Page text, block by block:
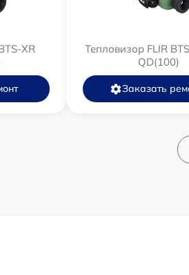
XR
Тепловизор FLIR
QD(100)
Заказать